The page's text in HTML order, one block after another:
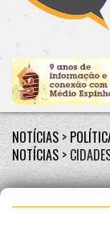
NOTÍCIAS >
NOTÍCIAS >